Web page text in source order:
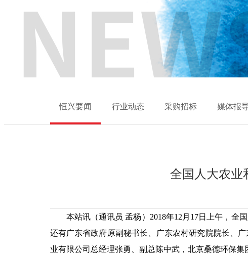
恒兴要闻
行业动态 采购招标 媒体报
全国人大农业
本站讯（通讯员 孟杨）2018年12月17日上午，全
还有广东省政府原副秘书长、广东农村研究院院长、
业有限公司总经理张勇、副总陈中武，北京桑德环保集